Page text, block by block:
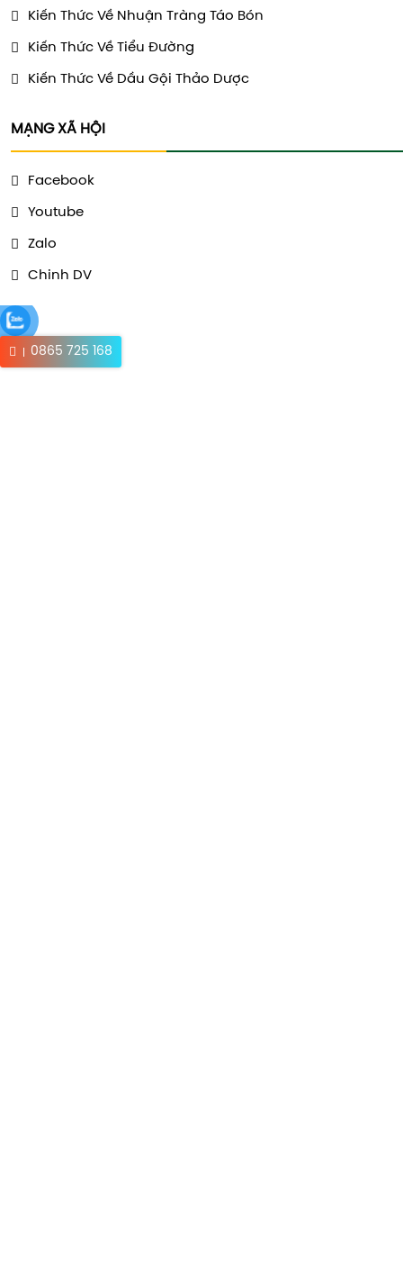
Kiến Thức Về Nhuận Tràng Táo Bón
Kiến Thức Về Tiểu Đường
Kiến Thức Về Dầu Gội Thảo Dược
MẠNG XÃ HỘI
Facebook
Youtube
Zalo
Chinh DV
0865 725 168